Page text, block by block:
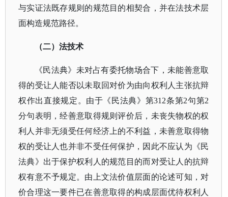
与实证法既存规则的规范目的相契合，并在法技术层
面构造规范路径。
（二）法技术
《民法典》未对占有委托物场合下，未能善意取
得的受让人能否以未取回对价为由向权利人主张抗辩
权作出直接规定。由于《民法典》第312条第2句第2
分句表明，经善意取得规则评价后，未丧失物权的权
利人并非无须受任何经济上的不利益，未善意取得物
权的受让人也并非不受任何保护，因此不应认为《民
法典》出于保护权利人的规范目的而对受让人的抗辩
权有意不予规定。由上文法价值层面的论述可知，对
价合理这一要件已在善意取得的构成层面优待权利人